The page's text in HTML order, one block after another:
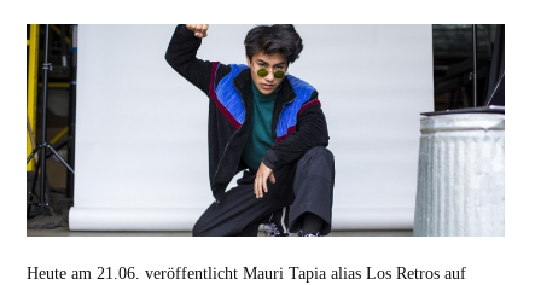
Heute am 21.06. veröffentlicht Mauri Tapia alias Los Retros auf